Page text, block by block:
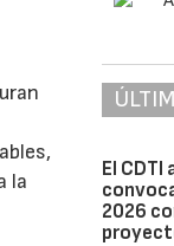
la
El CDTI
2026